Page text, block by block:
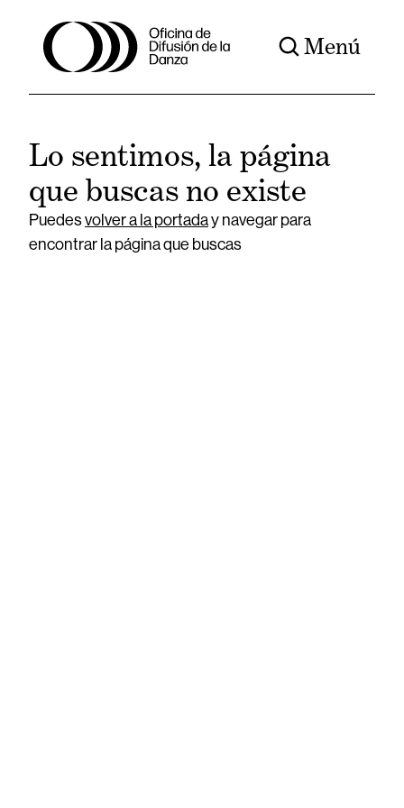
Menú
Lo sentimos, la página
que buscas no existe
Puedesvolver a la portaday navegar para
encontrar la página que buscas